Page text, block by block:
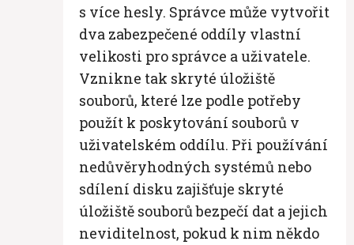
s více hesly. Správce může vytvořit
dva zabezpečené oddíly vlastní
velikosti pro správce a uživatele.
Vznikne tak skryté úložiště
souborů, které lze podle potřeby
použít k poskytování souborů v
uživatelském oddílu. Při používání
nedůvěryhodných systémů nebo
sdílení disku zajišťuje skryté
úložiště souborů bezpečí dat a jejich
neviditelnost, pokud k nim někdo